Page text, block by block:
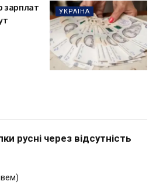
УКРАЇНА
зарплат
русні через відсутність